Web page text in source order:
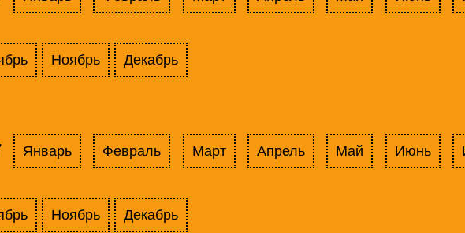
Ноябрь Декабрь
Январь Февраль Март Апрель Май Июнь
Ноябрь Декабрь